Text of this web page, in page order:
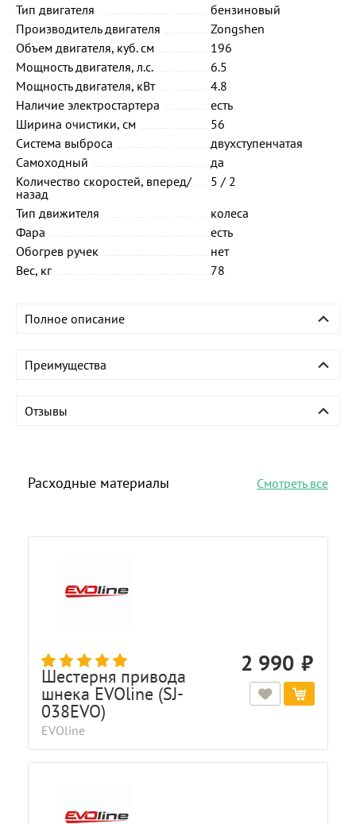
Тип двигателя
бензиновый
Производитель двигателя
Zongshen
Объем двигателя, куб. см
196
Мощность двигателя, л.с.
6.5
Мощность двигателя, кВт
4.8
Наличие электростартера
есть
Ширина очистики, см
56
Система выброса
двухступенчатая
Самоходный
да
Количество скоростей, вперед/
назад
5 / 2
Тип движителя
колеса
Фара
есть
Обогрев ручек
нет
Вес, кг
78
Полное описание
Преимущества
Отзывы
Расходные материалы Смотреть все
Шестерня привода
шнека EVOline (SJ-
038EVO)
EVOline
2 990